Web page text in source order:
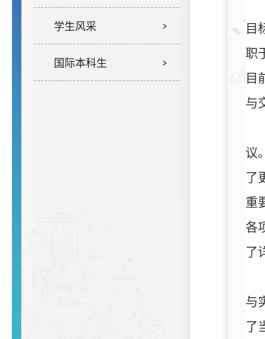
学生风采
国际本科生
目
职
目
与
议
了
重
各
了
与
了